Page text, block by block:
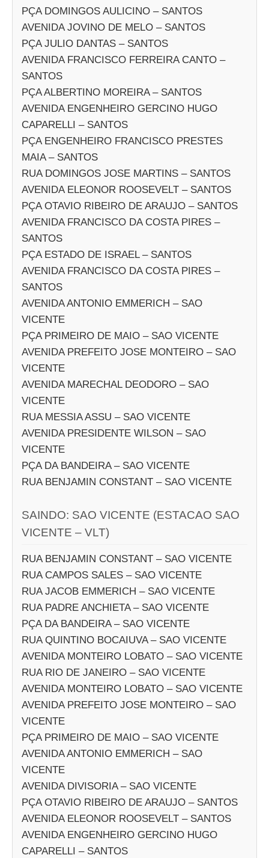
PÇA DOMINGOS AULICINO – SANTOS
AVENIDA JOVINO DE MELO – SANTOS
PÇA JULIO DANTAS – SANTOS
AVENIDA FRANCISCO FERREIRA CANTO –
SANTOS
PÇA ALBERTINO MOREIRA – SANTOS
AVENIDA ENGENHEIRO GERCINO HUGO
CAPARELLI – SANTOS
PÇA ENGENHEIRO FRANCISCO PRESTES
MAIA – SANTOS
RUA DOMINGOS JOSE MARTINS – SANTOS
AVENIDA ELEONOR ROOSEVELT – SANTOS
PÇA OTAVIO RIBEIRO DE ARAUJO – SANTOS
AVENIDA FRANCISCO DA COSTA PIRES –
SANTOS
PÇA ESTADO DE ISRAEL – SANTOS
AVENIDA FRANCISCO DA COSTA PIRES –
SANTOS
AVENIDA ANTONIO EMMERICH – SAO
VICENTE
PÇA PRIMEIRO DE MAIO – SAO VICENTE
AVENIDA PREFEITO JOSE MONTEIRO – SAO
VICENTE
AVENIDA MARECHAL DEODORO – SAO
VICENTE
RUA MESSIA ASSU – SAO VICENTE
AVENIDA PRESIDENTE WILSON – SAO
VICENTE
PÇA DA BANDEIRA – SAO VICENTE
RUA BENJAMIN CONSTANT – SAO VICENTE
SAINDO: SAO VICENTE (ESTACAO SAO
VICENTE – VLT)
RUA BENJAMIN CONSTANT – SAO VICENTE
RUA CAMPOS SALES – SAO VICENTE
RUA JACOB EMMERICH – SAO VICENTE
RUA PADRE ANCHIETA – SAO VICENTE
PÇA DA BANDEIRA – SAO VICENTE
RUA QUINTINO BOCAIUVA – SAO VICENTE
AVENIDA MONTEIRO LOBATO – SAO VICENTE
RUA RIO DE JANEIRO – SAO VICENTE
AVENIDA MONTEIRO LOBATO – SAO VICENTE
AVENIDA PREFEITO JOSE MONTEIRO – SAO
VICENTE
PÇA PRIMEIRO DE MAIO – SAO VICENTE
AVENIDA ANTONIO EMMERICH – SAO
VICENTE
AVENIDA DIVISORIA – SAO VICENTE
PÇA OTAVIO RIBEIRO DE ARAUJO – SANTOS
AVENIDA ELEONOR ROOSEVELT – SANTOS
AVENIDA ENGENHEIRO GERCINO HUGO
CAPARELLI – SANTOS